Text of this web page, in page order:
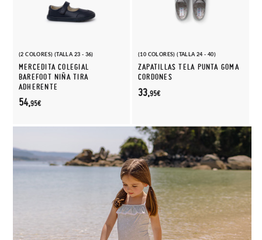
(2 COLORES) (TALLA 23 - 36)
MERCEDITA COLEGIAL
BAREFOOT NIÑA TIRA
ADHERENTE
54,95€
(10 COLORES) (TALLA 24 - 40)
ZAPATILLAS TELA PUNTA GOMA
CORDONES
33,95€